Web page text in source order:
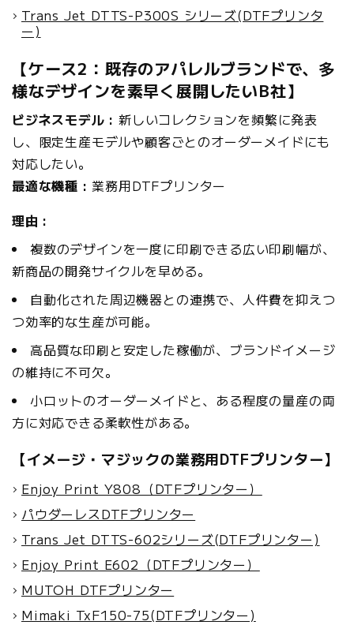
Trans Jet DTTS-P300S シリーズ(DTFプリンタ
ー)
【ケース2：既存のアパレルブランドで、多
様なデザインを素早く展開したいB社】
ビジネスモデル : 新しいコレクションを頻繁に発表
し、限定生産モデルや顧客ごとのオーダーメイドにも
対応したい。
最適な機種 : 業務用DTFプリンター
理由 :
複数のデザインを一度に印刷できる広い印刷幅が、
新商品の開発サイクルを早める。
自動化された周辺機器との連携で、人件費を抑えつ
つ効率的な生産が可能。
高品質な印刷と安定した稼働が、ブランドイメージ
の維持に不可欠。
小ロットのオーダーメイドと、ある程度の量産の両
方に対応できる柔軟性がある。
【イメージ・マジックの業務用DTFプリンター】
Enjoy Print Y808（DTFプリンター）
パウダーレスDTFプリンター
Trans Jet DTTS-602シリーズ(DTFプリンター)
Enjoy Print E602（DTFプリンター）
MUTOH DTFプリンター
Mimaki TxF150-75(DTFプリンター)